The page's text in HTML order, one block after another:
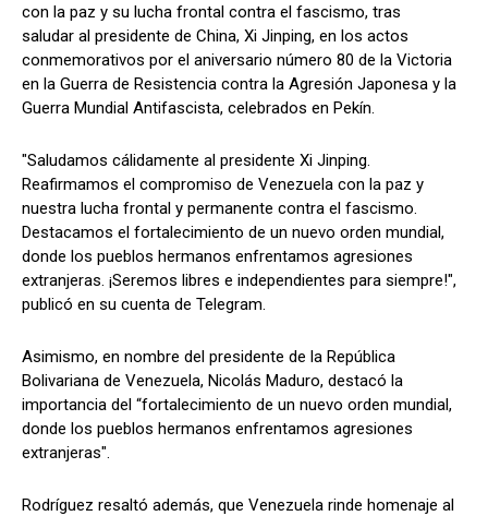
con la paz y su lucha frontal contra el fascismo, tras
saludar al presidente de China, Xi Jinping, en los actos
conmemorativos por el aniversario número 80 de la Victoria
en la Guerra de Resistencia contra la Agresión Japonesa y la
Guerra Mundial Antifascista, celebrados en Pekín.
"Saludamos cálidamente al presidente Xi Jinping.
Reafirmamos el compromiso de Venezuela con la paz y
nuestra lucha frontal y permanente contra el fascismo.
Destacamos el fortalecimiento de un nuevo orden mundial,
donde los pueblos hermanos enfrentamos agresiones
extranjeras. ¡Seremos libres e independientes para siempre!",
publicó en su cuenta de Telegram.
Asimismo, en nombre del presidente de la República
Bolivariana de Venezuela, Nicolás Maduro, destacó la
importancia del “fortalecimiento de un nuevo orden mundial,
donde los pueblos hermanos enfrentamos agresiones
extranjeras".
Rodríguez resaltó además, que Venezuela rinde homenaje al